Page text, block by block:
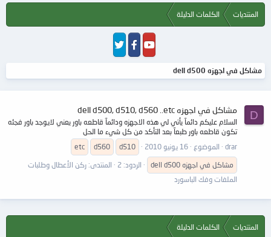
المنتديات الكلمات الدليلة
مشاكل في اجهزه dell d500
D مشاكل في اجهزه dell d500, d510, d560 ..etc
السلام عليكم دائمآ يأتي لي هذه الاجهزه ودائمآ قاطعه باور يعني لايوجد باور فجئه
تكون قاطعه باور طبعآ بعد التأكد من كل شيء ما الحل
drar
الموضوع 16 يونيو 2010 d510
d560
etc
مشاكل في اجهزه dell d500 الردود: 2 المنتدى: ركن الأعطال وطلبات
الملفات وفك الباسورد
المنتديات الكلمات الدليلة